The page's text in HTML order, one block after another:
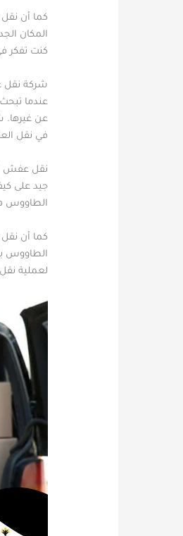
كما أن
المكان
كنت تفكر
شركة نقل
عندما
عن غيرها.
في نقل
نقل عفش
جيد على
الطاووس
كما أن
الطاووس
لعملية